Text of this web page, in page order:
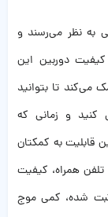
به نظر می‌رسند و
دوربین این
می‌کند تا بتوانید
کنید و زمانی که
قابلیت به کمکتان
همراه، کیفیت
ثبت شده، کمی موج